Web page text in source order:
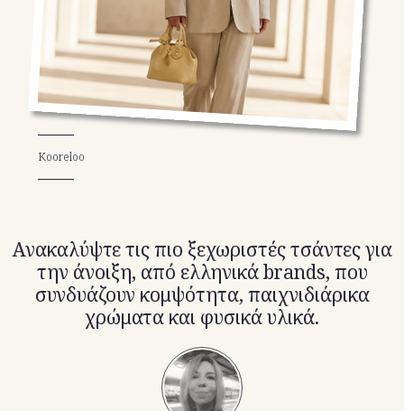
Kooreloo
Ανακαλύψτε τις πιο ξεχωριστές τσάντες για
την άνοιξη, από ελληνικά brands, που
συνδυάζουν κομψότητα, παιχνιδιάρικα
χρώματα και φυσικά υλικά.